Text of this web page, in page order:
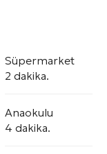
Süpermarket
2 dakika.
Anaokulu
4 dakika.